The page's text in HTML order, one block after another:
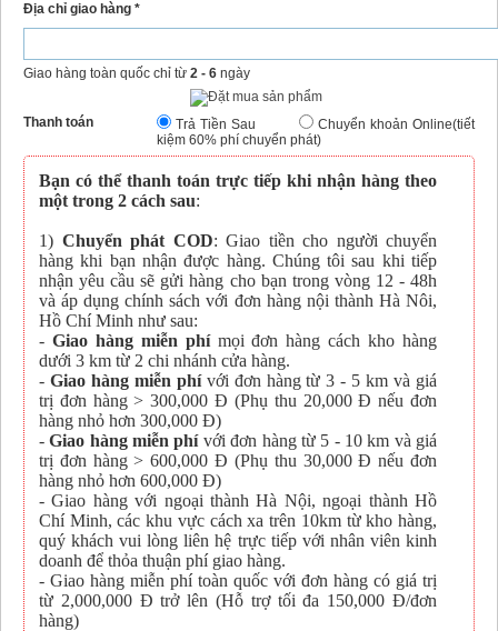
Địa chỉ giao hàng *
Giao hàng toàn quốc chỉ từ 2 - 6 ngày
Thanh toán Trả Tiền Sau
Chuyển khoản Online(tiết
kiệm 60% phí chuyển phát)
Bạn có thể thanh toán trực tiếp khi nhận hàng theo
một trong 2 cách sau:
1) Chuyển phát COD: Giao tiền cho người chuyển
hàng khi bạn nhận được hàng. Chúng tôi sau khi tiếp
nhận yêu cầu sẽ gửi hàng cho bạn trong vòng 12 - 48h
và áp dụng chính sách với đơn hàng nội thành Hà Nôi,
Hồ Chí Minh như sau:
- Giao hàng miễn phímọi đơn hàng cách kho hàng
dưới 3 km từ 2 chi nhánh cửa hàng.
- Giao hàng miễn phívới đơn hàng từ 3 - 5 km và giá
trị đơn hàng > 300,000 Đ (Phụ thu 20,000 Đ nếu đơn
hàng nhỏ hơn 300,000 Đ)
-Giao hàng miễn phívới đơn hàng từ 5 - 10 km và giá
trị đơn hàng > 600,000 Đ (Phụ thu 30,000 Đ nếu đơn
hàng nhỏ hơn 600,000 Đ)
- Giao hàng với ngoại thành Hà Nội, ngoại thành Hồ
Chí Minh, các khu vực cách xa trên 10km từ kho hàng,
quý khách vui lòng liên hệ trực tiếp với nhân viên kinh
doanh để thỏa thuận phí giao hàng.
- Giao hàng miễn phí toàn quốc với đơn hàng có giá trị
từ 2,000,000 Đ trở lên (Hỗ trợ tối đa 150,000 Đ/đơn
hàng)